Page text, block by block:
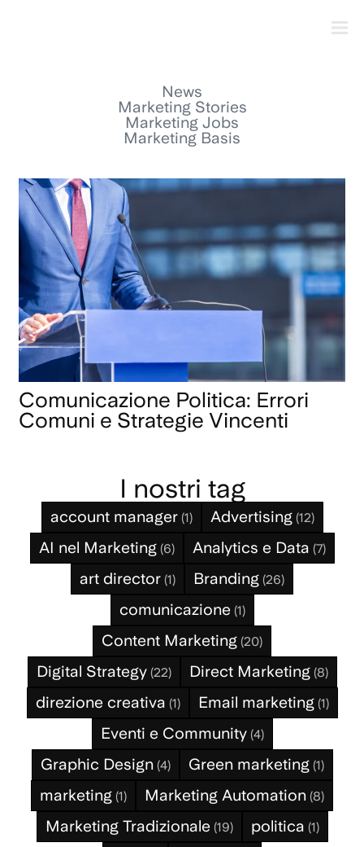
News
Marketing Stories
Marketing Jobs
Marketing Basis
Comunicazione Politica: Errori
Comuni e Strategie Vincenti
I nostri tag
account manager(1) Advertising(12)
AI nel Marketing(6) Analytics e Data (7)
art director (1) Branding (26)
comunicazione (1)
Content Marketing (20)
Digital Strategy(22) Direct Marketing(8)
direzione creativa (1) Email marketing(1)
Eventi e Community(4)
Graphic Design(4) Green marketing(1)
marketing (1) Marketing Automation (8)
Marketing Tradizionale (19) politica (1)